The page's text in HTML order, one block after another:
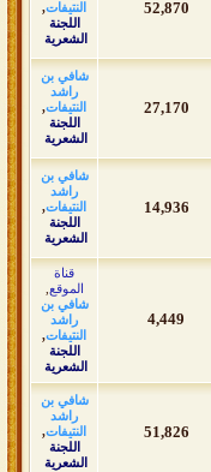
52,870
النتيفات,
اللجنة
الشعرية
27,170
شافي بن
راشد
النتيفات,
اللجنة
الشعرية
14,936
شافي بن
راشد
النتيفات,
اللجنة
الشعرية
4,449
قناة
الموقع
شافي بن
راشد
النتيفات,
اللجنة
الشعرية
51,826
شافي بن
راشد
النتيفات,
اللجنة
الشعرية